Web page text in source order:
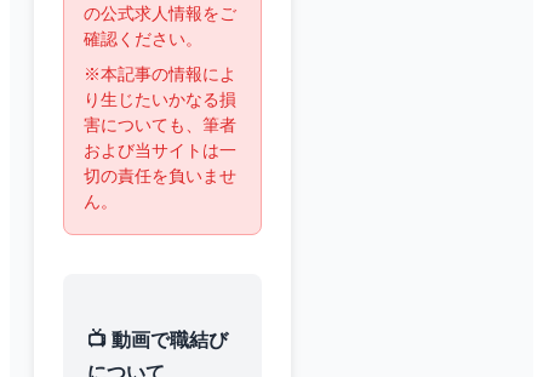
の公式求人情報をご
確認ください。
※本記事の情報によ
り生じたいかなる損
害についても、筆者
および当サイトは一
切の責任を負いませ
ん。
📺 動画で職結び